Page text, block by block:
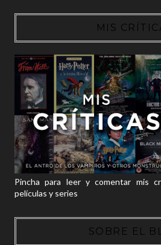
MIS
Pincha para leer y comentar mis
películas y series
SOBRE EL